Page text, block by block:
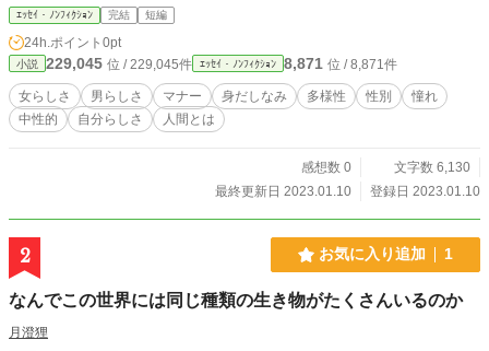
になってほしい。」 https://www.alphapolis.co.jp/novel/20669
5515/291408547 「びゅーてぃふるわーるど」 https://www.al
phapolis.co.jp/novel/206695515/626700809 「アセクシュア
ルでもアロマンティックでもないかもしれないけれど、言葉
に救われた話」 https://note.com/mamimujina/n/n126a13d748
8d 「ヴィーガンじゃないけどアンチナタリズムという言葉を
知った」 https://note.com/mamimujina/n/ne942a9d7fe19
ｴｯｾｲ・ﾉﾝﾌｨｸｼｮﾝ 完結 短編
24h.ポイント 0pt
小説 229,045 位 / 229,045件 ｴｯｾｲ・ﾉﾝﾌｨｸｼｮﾝ 8,871 位 / 8,871件
女らしさ 男らしさ マナー 身だしなみ 多様性 性別
憧れ
中性的
自分らしさ 人間とは
感想数 0
文字数 6,130
最終更新日 2023.01.10
登録日 2023.01.10
2 お気に入り追加 1
なんでこの世界には同じ種類の生き物がたくさんいるのか
月澄狸